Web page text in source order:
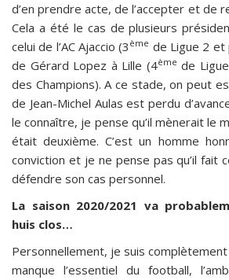
d’en prendre acte, de l’accepter et de
Cela a été le cas de plusieurs
celui de l’AC Ajaccio (3 ème de Ligue 2 et
de Gérard Lopez à Lille (4ème de
des Champions). A ce stade, on peut
de Jean-Michel Aulas est perdu
le connaître, je pense qu’il mènerait le
était deuxième. C’est un homme
conviction et je ne pense pas qu’il fait
défendre son cas personnel.
La saison 2020/2021 va
huis clos…
Personnellement, je suis
manque l’essentiel du football,